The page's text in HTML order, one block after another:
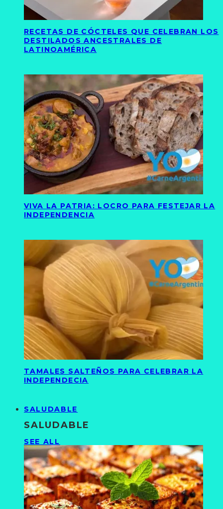
RECETAS DE CÓCTELES QUE CELEBRAN LOS
DESTILADOS ANCESTRALES DE
LATINOAMÉRICA
VIVA LA PATRIA: LOCRO PARA FESTEJAR LA
INDEPENDENCIA
TAMALES SALTEÑOS PARA CELEBRAR LA
INDEPENDECIA
SALUDABLE
SALUDABLE
SEE ALL